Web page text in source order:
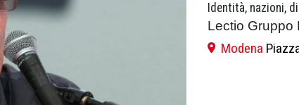
Identità, nazioni,
Lectio Gruppo
Modena